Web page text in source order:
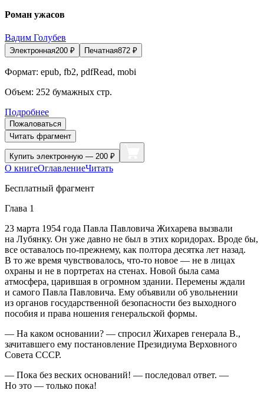
Роман ужасов
Вадим Голубев
Электронная200 ₽ Печатная872 ₽
Формат: epub, fb2, pdfRead, mobi
Объем: 252 бумажных стр.
Подробнее
Пожаловаться
Читать фрагмент
Купить электронную — 200 ₽
О книгеОглавлениеЧитать
Бесплатный фрагмент
Глава 1
23 марта 1954 года Павла Павловича Жихарева вызвали
на Лубянку. Он уже давно не был в этих коридорах. Вроде бы,
все оставалось по-прежнему, как полтора десятка лет назад.
В то же время чувствовалось, что-то новое — не в лицах
охраны и не в портретах на стенах. Новой была сама
атмосфера, царившая в огромном здании. Перемены ждали
и самого Павла Павловича. Ему объявили об увольнении
из органов государственной безопасности без выходного
пособия и права ношения генеральской формы.
— На каком основании? — спросил Жихарев генерала В.,
зачитавшего ему постановление Президиума Верховного
Совета СССР.
— Пока без веских оснований! — последовал ответ. —
Но это — только пока!